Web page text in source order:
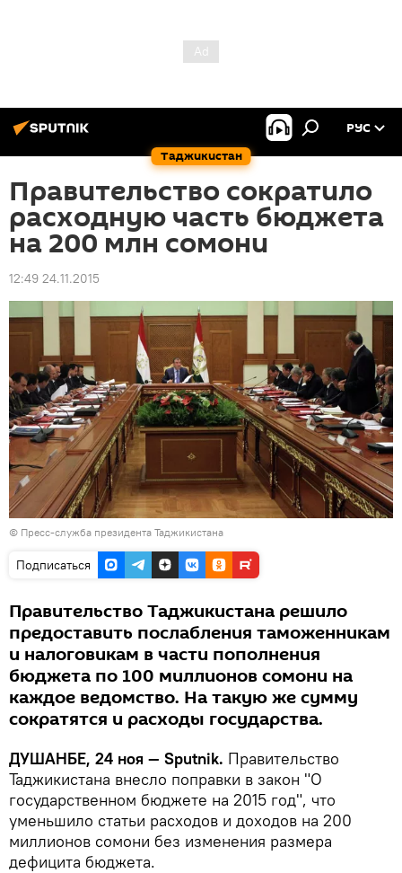
Таджикистан
РУС
Правительство сократило
расходную часть бюджета
на 200 млн сомони
12:49 24.11.2015
© Пресс-служба президента Таджикистана
Подписаться
Правительство Таджикистана решило
предоставить послабления таможенникам
и налоговикам в части пополнения
бюджета по 100 миллионов сомони на
каждое ведомство. На такую же сумму
сократятся и расходы государства.
ДУШАНБЕ, 24 ноя — Sputnik. Правительство
Таджикистана внесло поправки в закон "О
государственном бюджете на 2015 год", что
уменьшило статьи расходов и доходов на 200
миллионов сомони без изменения размера
дефицита бюджета.